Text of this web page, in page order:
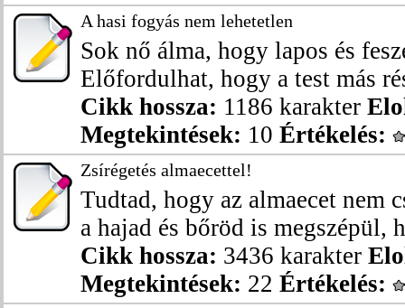
A hasi fogyás nem lehetetlen
Sok nő álma, hogy lapos és
Előfordulhat, hogy a test más
Cikk hossza: 1186 karakter
Megtekintések: 10 Értékelés:
Zsírégetés almaecettel!
Tudtad, hogy az almaecet nem
a hajad és bőröd is megszépül,
Cikk hossza: 3436 karakter
Megtekintések: 22 Értékelés: